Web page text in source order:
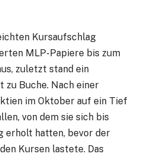
Kursaufschlag
MLP-Papiere bis zum
zuletzt stand ein
zu Buche. Nach einer
im Oktober auf ein Tief
von dem sie sich bis
erholt hatten, bevor der
Kursen lastete. Das